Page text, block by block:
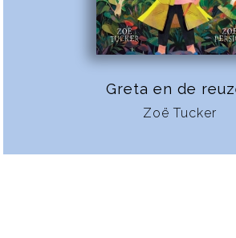
Greta en de
Zoë Tucker